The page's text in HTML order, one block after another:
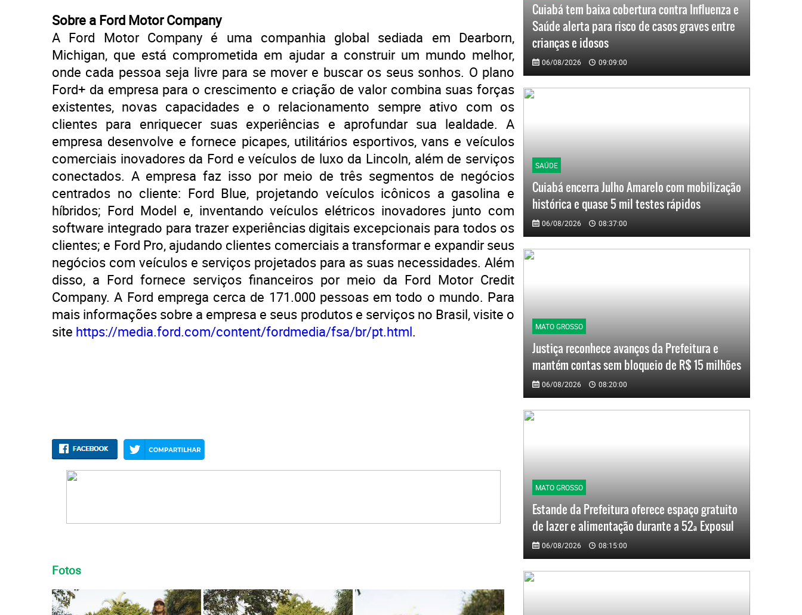
Sobre a Ford Motor Company
A Ford Motor Company é uma companhia global sediada em Dearborn,
Michigan, que está comprometida em ajudar a construir um mundo melhor,
onde cada pessoa seja livre para se mover e buscar os seus sonhos. O plano
Ford+ da empresa para o crescimento e criação de valor combina suas forças
existentes, novas capacidades e o relacionamento sempre ativo com os
clientes para enriquecer suas experiências e aprofundar sua lealdade. A
empresa desenvolve e fornece picapes, utilitários esportivos, vans e veículos
comerciais inovadores da Ford e veículos de luxo da Lincoln, além de serviços
conectados. A empresa faz isso por meio de três segmentos de negócios
centrados no cliente: Ford Blue, projetando veículos icônicos a gasolina e
híbridos; Ford Model e, inventando veículos elétricos inovadores junto com
software integrado para trazer experiências digitais excepcionais para todos os
clientes; e Ford Pro, ajudando clientes comerciais a transformar e expandir seus
negócios com veículos e serviços projetados para as suas necessidades. Além
disso, a Ford fornece serviços financeiros por meio da Ford Motor Credit
Company. A Ford emprega cerca de 171.000 pessoas em todo o mundo. Para
mais informações sobre a empresa e seus produtos e serviços no Brasil, visite o
site https://media.ford.com/content/fordmedia/fsa/br/pt.html.
Fotos
Cuiabá tem baixa cobertura contra Influenza e
Saúde alerta para risco de casos graves entre
crianças e idosos
06/08/2026 09:09:00
SAÚDE
Cuiabá encerra Julho Amarelo com mobilização
histórica e quase 5 mil testes rápidos
06/08/2026 08:37:00
MATO GROSSO
Justiça reconhece avanços da Prefeitura e
mantém contas sem bloqueio de R$ 15 milhões
06/08/2026 08:20:00
MATO GROSSO
Estande da Prefeitura oferece espaço gratuito
de lazer e alimentação durante a 52ª Exposul
06/08/2026 08:15:00